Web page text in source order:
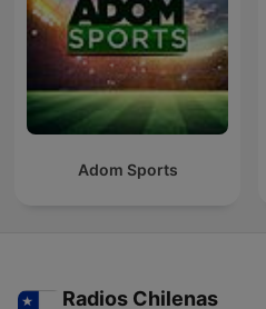
Adom Sports
Radios Chilenas